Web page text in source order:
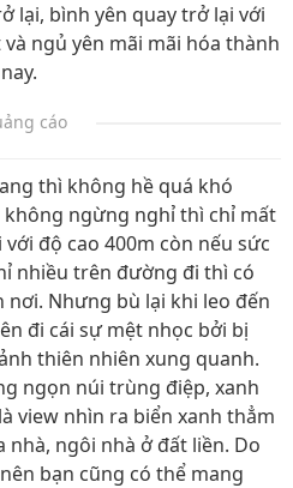
lại, bình yên quay trở lại với
ngủ yên mãi mãi hóa thành
cáo
thì không hề quá khó
không ngừng nghỉ thì chỉ mất
độ cao 400m còn nếu sức
nhiều trên đường đi thì có
Nhưng bù lại khi leo đến
đi cái sự mệt nhọc bởi bị
thiên nhiên xung quanh.
ngọn núi trùng điệp, xanh
view nhìn ra biển xanh thẳm
nhà, ngôi nhà ở đất liền. Do
bạn cũng có thể mang